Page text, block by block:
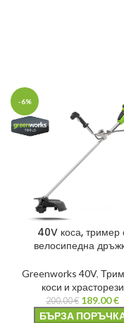
-6%
40V коса, тример
велосипедна
Greenworks 40V,
коси и храсторези
200.00€ 189.00€
БЪРЗА